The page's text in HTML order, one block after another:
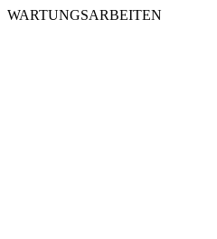
WARTUNGSARBEITEN